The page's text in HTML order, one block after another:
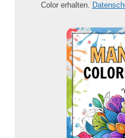
Color erhalten.